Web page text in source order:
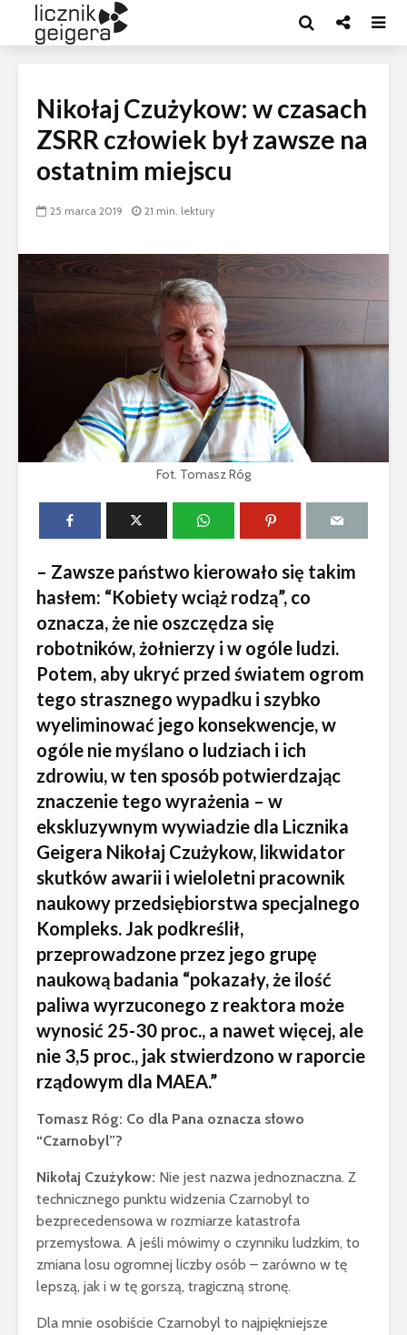
Nikołaj Czużykow: w czasach
ZSRR człowiek był zawsze na
ostatnim miejscu
25 marca 2019 21 min. lektury
Fot. Tomasz Róg
– Zawsze państwo kierowało się takim
hasłem: “Kobiety wciąż rodzą”, co
oznacza, że nie oszczędza się
robotników, żołnierzy i w ogóle ludzi.
Potem, aby ukryć przed światem ogrom
tego strasznego wypadku i szybko
wyeliminować jego konsekwencje, w
ogóle nie myślano o ludziach i ich
zdrowiu, w ten sposób potwierdzając
znaczenie tego wyrażenia – w
ekskluzywnym wywiadzie dla Licznika
Geigera Nikołaj Czużykow, likwidator
skutków awarii i wieloletni pracownik
naukowy przedsiębiorstwa specjalnego
Kompleks. Jak podkreślił,
przeprowadzone przez jego grupę
naukową badania “pokazały, że ilość
paliwa wyrzuconego z reaktora może
wynosić 25-30 proc., a nawet więcej, ale
nie 3,5 proc., jak stwierdzono w raporcie
rządowym dla MAEA.”
Tomasz Róg: Co dla Pana oznacza słowo
“Czarnobyl”?
Nikołaj Czużykow: Nie jest nazwa jednoznaczna. Z
technicznego punktu widzenia Czarnobyl to
bezprecedensowa w rozmiarze katastrofa
przemysłowa. A jeśli mówimy o czynniku ludzkim, to
zmiana losu ogromnej liczby osób – zarówno w tę
lepszą, jak i w tę gorszą, tragiczną stronę.
Dla mnie osobiście Czarnobyl to najpiękniejsze